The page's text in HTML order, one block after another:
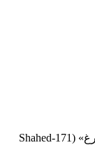
ماکت پهپاد شناسایی / رزمی شاهد‑۱۷۱ «سیمرغ» (Shahed‑171